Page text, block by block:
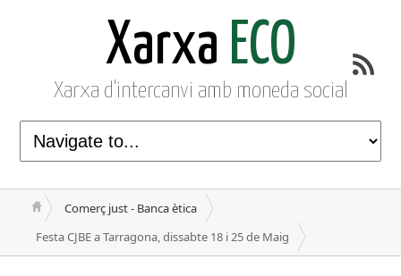
Xarxa ECO
Xarxa d'intercanvi amb moneda social
Comerç just - Banca ètica
Festa CJBE a Tarragona, dissabte 18 i 25 de Maig